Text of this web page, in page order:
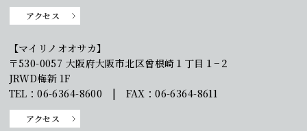
アクセス
【マイリノオオサカ】
〒530-0057 大阪府大阪市北区曾根崎１丁目１−２
JRWD梅新 1F
TEL：06-6364-8600 | FAX：06-6364-8611
アクセス